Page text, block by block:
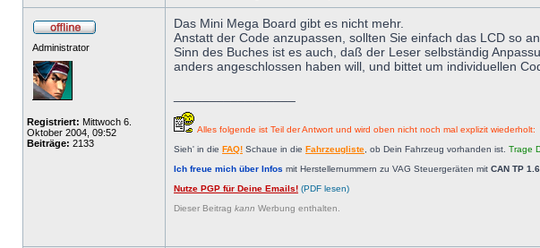
Administrator
Registriert: Mittwoch 6.
Oktober 2004, 09:52
Beiträge: 2133
Das Mini Mega Board gibt es nicht mehr.
Anstatt der Code anzupassen, sollten Sie einfach das LCD so
Sinn des Buches ist es auch, daß der Leser selbständig
anders angeschlossen haben will, und bittet um individuellen
Alles folgende ist Teil der Antwort und wird oben nicht noch mal explizit wiederholt:
Sieh' in die FAQ! Schaue in die Fahrzeugliste , ob Dein Fahrzeug vorhanden ist. Trage
Ich freue mich über Infos mit Herstellernummern zu VAG Steuergeräten mit CAN TP
Nutze PGP für Deine Emails! (PDF lesen)
Dieser Beitrag kann Werbung enthalten.